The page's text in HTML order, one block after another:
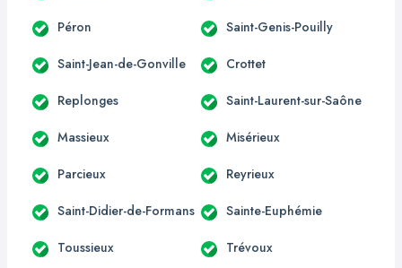
Péron Saint-Genis-Pouilly
Saint-Jean-de-Gonville Crottet
Replonges Saint-Laurent-sur-Saône
Massieux Misérieux
Parcieux Reyrieux
Saint-Didier-de-Formans Sainte-Euphémie
Toussieux Trévoux